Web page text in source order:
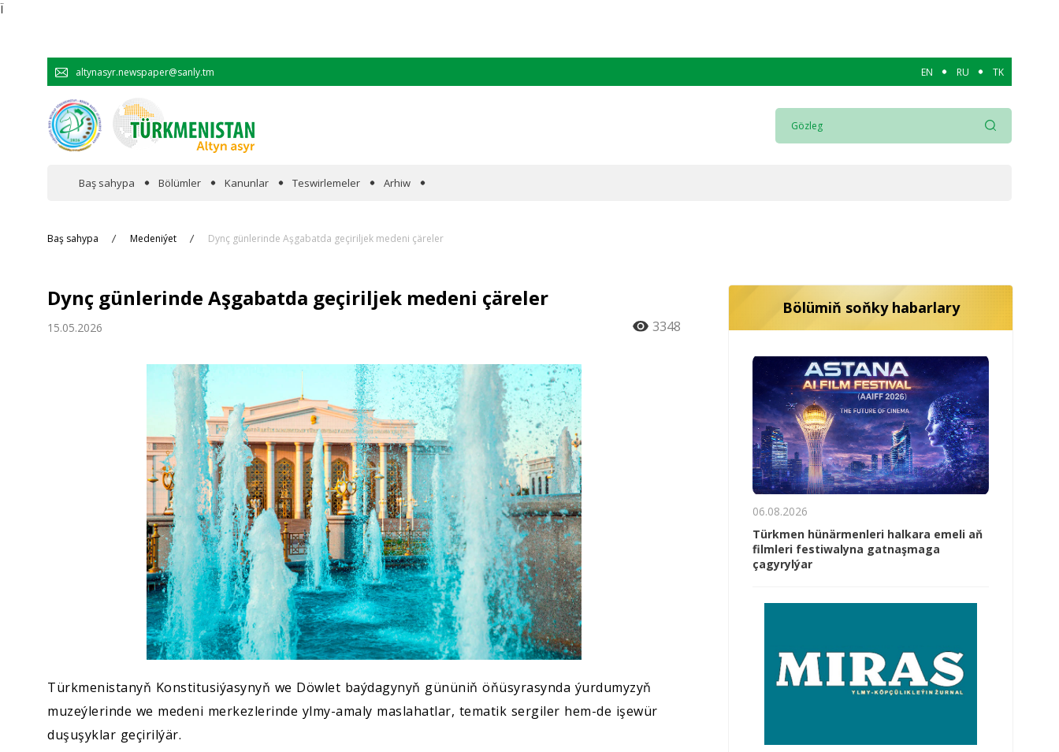
Ï
altynasyr.newspaper@sanly.tm EN RU TK
Baş sahypa Bölümler
Hyzmatdaşlyk
Jemgyýet
Medeniýet
Ylym
Sport
Kanunlar Teswirlemeler Arhiw
Baş sahypa Medeniýet Dynç günlerinde Aşgabatda geçiriljek medeni çäreler
Dynç günlerinde Aşgabatda geçiriljek medeni çäreler
15.05.2026 3348
Türkmenistanyň Konstitusiýasynyň we Döwlet baýdagynyň gününiň öňüsyrasynda ýurdumyzyň
muzeýlerinde we medeni merkezlerinde ylmy-amaly maslahatlar, tematik sergiler hem-de işewür
duşuşyklar geçirilýär.
Bölümiň soňky habarlary
06.08.2026
Türkmen hünärmenleri halkara emeli aň
filmleri festiwalyna gatnaşmaga
çagyrylýar